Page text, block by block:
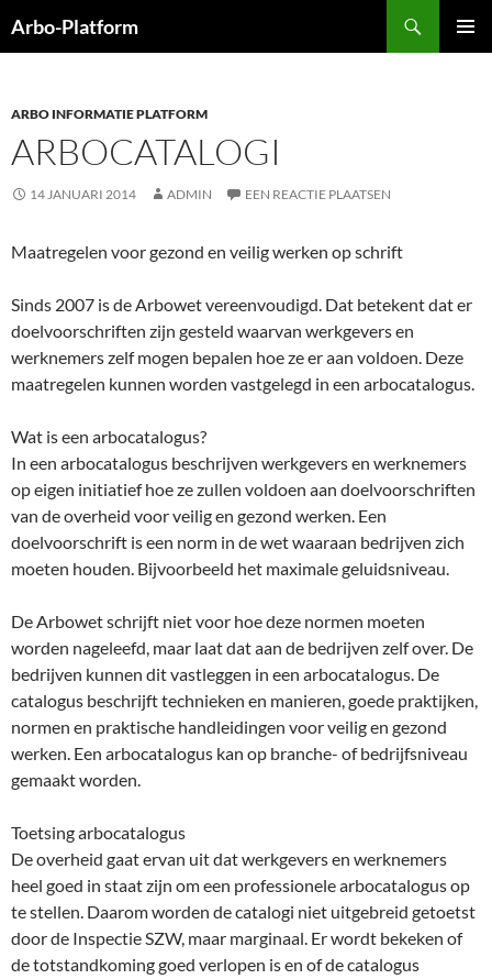
naar
Arbo-Platform
ARBO INFORMATIE PLATFORM
ARBOCATALOGI
14 JANUARI 2014 ADMIN EEN REACTIE PLAATSEN
Maatregelen voor gezond en veilig werken op schrift
Sinds 2007 is de Arbowet vereenvoudigd. Dat betekent dat er
doelvoorschriften zijn gesteld waarvan werkgevers en
werknemers zelf mogen bepalen hoe ze er aan voldoen. Deze
maatregelen kunnen worden vastgelegd in een arbocatalogus.
Wat is een arbocatalogus?
In een arbocatalogus beschrijven werkgevers en werknemers
op eigen initiatief hoe ze zullen voldoen aan doelvoorschriften
van de overheid voor veilig en gezond werken. Een
doelvoorschrift is een norm in de wet waaraan bedrijven zich
moeten houden. Bijvoorbeeld het maximale geluidsniveau.
De Arbowet schrijft niet voor hoe deze normen moeten
worden nageleefd, maar laat dat aan de bedrijven zelf over. De
bedrijven kunnen dit vastleggen in een arbocatalogus. De
catalogus beschrijft technieken en manieren, goede praktijken,
normen en praktische handleidingen voor veilig en gezond
werken. Een arbocatalogus kan op branche- of bedrijfsniveau
gemaakt worden.
Toetsing arbocatalogus
De overheid gaat ervan uit dat werkgevers en werknemers
heel goed in staat zijn om een professionele arbocatalogus op
te stellen. Daarom worden de catalogi niet uitgebreid getoetst
door de Inspectie SZW, maar marginaal. Er wordt bekeken of
de totstandkoming goed verlopen is en of de catalogus